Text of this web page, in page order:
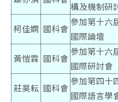
構及機制研
柯佳嫻 國科會
參加第十六
國際論壇
黃愷霖 國科會
參加第十六
國際研討會
莊昊耘 國科會
參加第四十
國際語言學